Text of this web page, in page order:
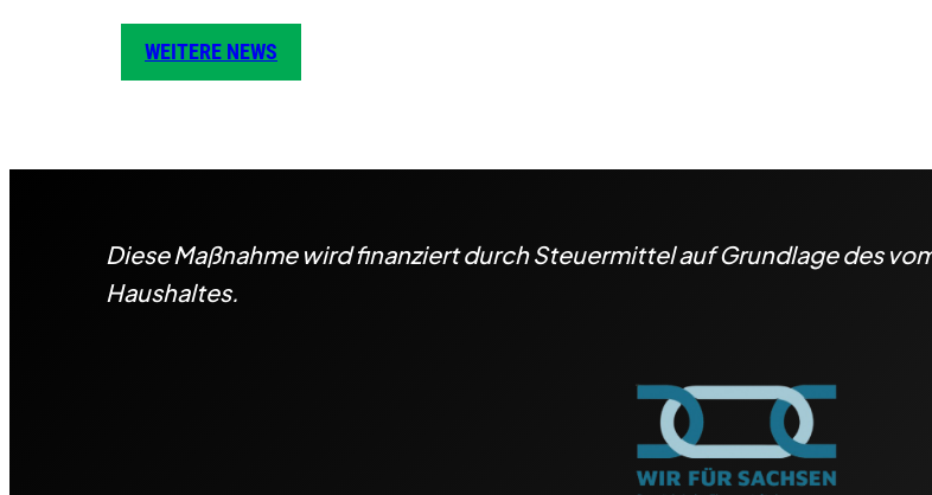
WEITERE NEWS
Diese Maßnahme wird finanziert durch Steuermittel auf Grundlage des
Haushaltes.